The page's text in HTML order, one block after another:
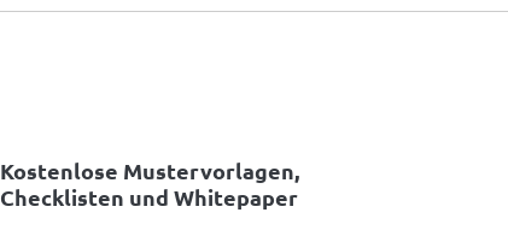
Kostenlose Mustervorlagen,
Checklisten und Whitepaper